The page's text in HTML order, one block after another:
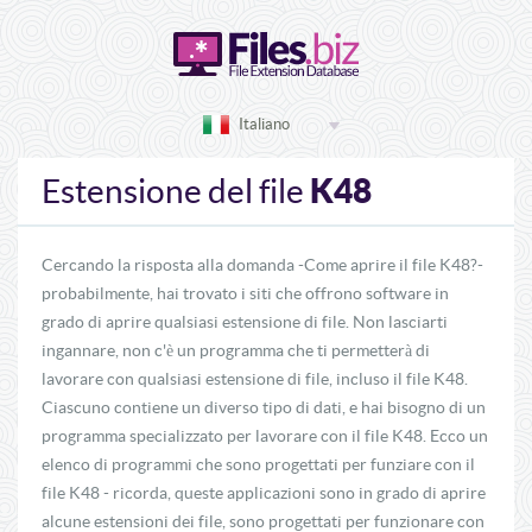
Italiano
Estensione del file K48
Cercando la risposta alla domanda -Come aprire il file K48?-
probabilmente, hai trovato i siti che offrono software in
grado di aprire qualsiasi estensione di file. Non lasciarti
ingannare, non c'è un programma che ti permetterà di
lavorare con qualsiasi estensione di file, incluso il file K48.
Ciascuno contiene un diverso tipo di dati, e hai bisogno di un
programma specializzato per lavorare con il file K48. Ecco un
elenco di programmi che sono progettati per funziare con il
file K48 - ricorda, queste applicazioni sono in grado di aprire
alcune estensioni dei file, sono progettati per funzionare con